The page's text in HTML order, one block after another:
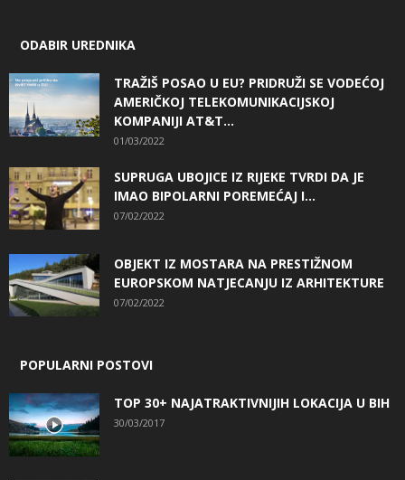
ODABIR UREDNIKA
TRAŽIŠ POSAO U EU? PRIDRUŽI SE VODEĆOJ
AMERIČKOJ TELEKOMUNIKACIJSKOJ
KOMPANIJI AT&T...
01/03/2022
SUPRUGA UBOJICE IZ RIJEKE TVRDI DA JE
IMAO BIPOLARNI POREMEĆAJ I...
07/02/2022
OBJEKT IZ MOSTARA NA PRESTIŽNOM
EUROPSKOM NATJECANJU IZ ARHITEKTURE
07/02/2022
POPULARNI POSTOVI
TOP 30+ NAJATRAKTIVNIJIH LOKACIJA U BIH
30/03/2017